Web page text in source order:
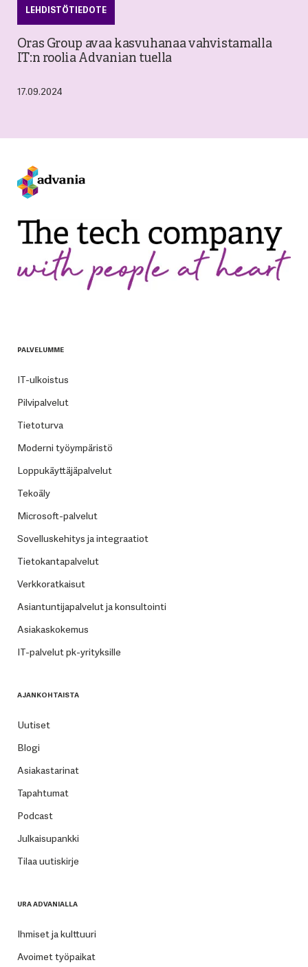
LEHDISTÖTIEDOTE
Oras Group avaa kasvuhanaa vahvistamalla
IT:n roolia Advanian tuella
17.09.2024
PALVELUMME
IT-ulkoistus
Pilvipalvelut
Tietoturva
Moderni työympäristö
Loppukäyttäjäpalvelut
Tekoäly
Microsoft-palvelut
Sovelluskehitys ja integraatiot
Tietokantapalvelut
Verkkoratkaisut
Asiantuntijapalvelut ja konsultointi
Asiakaskokemus
IT-palvelut pk-yrityksille
AJANKOHTAISTA
Uutiset
Blogi
Asiakastarinat
Tapahtumat
Podcast
Julkaisupankki
Tilaa uutiskirje
URA ADVANIALLA
Ihmiset ja kulttuuri
Avoimet työpaikat